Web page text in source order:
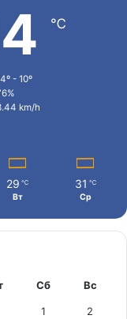
℃
- 10º
km/h
29 ℃
Вт
31 ℃
Ср
Сб Вс
1 2